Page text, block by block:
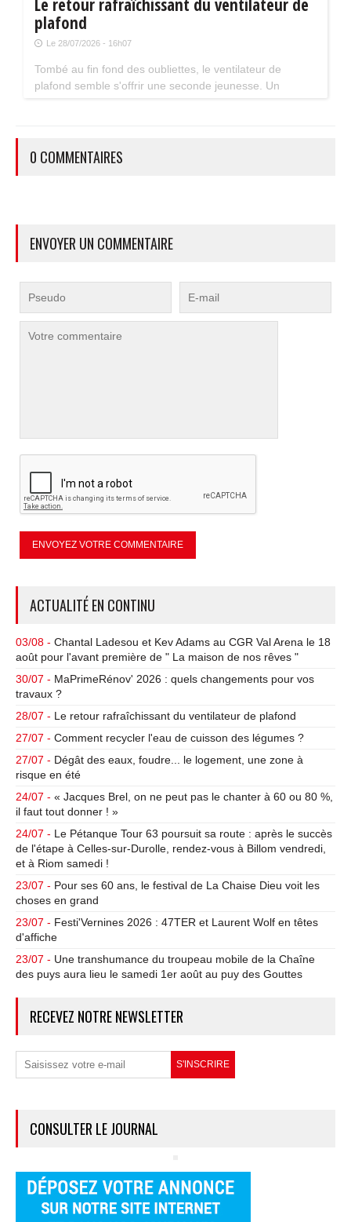
plafond
Le 28/07/2026 - 16h07
Tombé au fin fond des oubliettes, le ventilateur de
plafond semble s'offrir une seconde jeunesse. Un
0 COMMENTAIRES
ENVOYER UN COMMENTAIRE
ACTUALITÉ EN CONTINU
03/08 - Chantal Ladesou et Kev Adams au CGR Val Arena le 18
août pour l'avant première de " La maison de nos rêves "
30/07 - MaPrimeRénov' 2026 : quels changements pour vos
travaux ?
28/07 - Le retour rafraîchissant du ventilateur de plafond
27/07 - Comment recycler l'eau de cuisson des légumes ?
27/07 - Dégât des eaux, foudre... le logement, une zone à
risque en été
24/07 - « Jacques Brel, on ne peut pas le chanter à 60 ou 80 %,
il faut tout donner ! »
24/07 - Le Pétanque Tour 63 poursuit sa route : après le succès
de l'étape à Celles-sur-Durolle, rendez-vous à Billom vendredi,
et à Riom samedi !
23/07 - Pour ses 60 ans, le festival de La Chaise Dieu voit les
choses en grand
23/07 - Festi'Vernines 2026 : 47TER et Laurent Wolf en têtes
d'affiche
23/07 - Une transhumance du troupeau mobile de la Chaîne
des puys aura lieu le samedi 1er août au puy des Gouttes
RECEVEZ NOTRE NEWSLETTER
CONSULTER LE JOURNAL